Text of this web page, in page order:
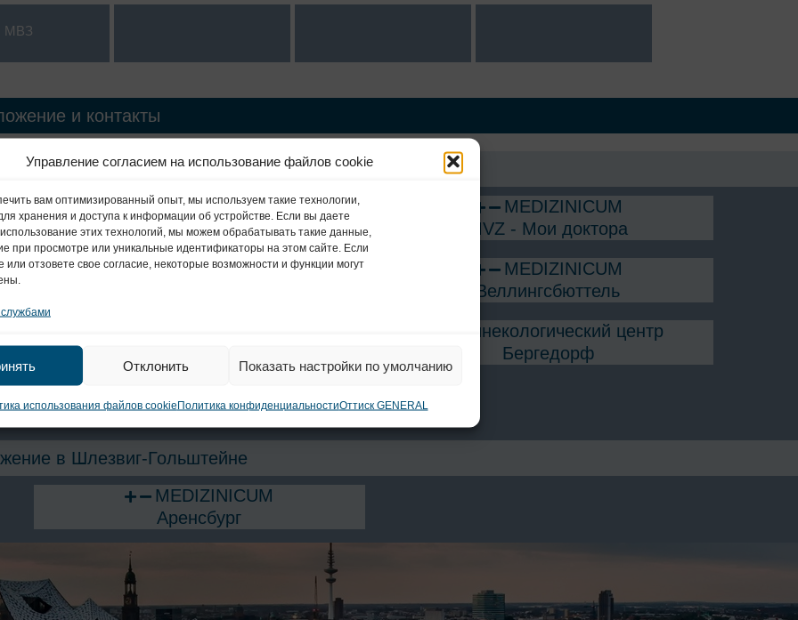
Управление согласием на использование файлов cookie
вам оптимизированный опыт, мы используем такие технологии,
хранения и доступа к информации об устройстве. Если вы даете
этих технологий, мы можем обрабатывать такие данные,
при просмотре или уникальные идентификаторы на этом сайте. Если
или отзовете свое согласие, некоторые возможности и функции могут
Отклонить Показать настройки по умолчанию
использования файлов cookieПолитика конфиденциальностиОттиск GENERAL
МВЗ
и контакты
в Гамбурге
MEDIZINICUM
Радиология Штефансплац
MEDIZINICUM
MVZ - Мои доктора
MEDIZINICUM
MEDIZINICUM
Веллингсбюттель
Гинекологический центр
Бергедорф
Фонтене
в Шлезвиг-Гольштейне
MEDIZINICUM
Аренсбург